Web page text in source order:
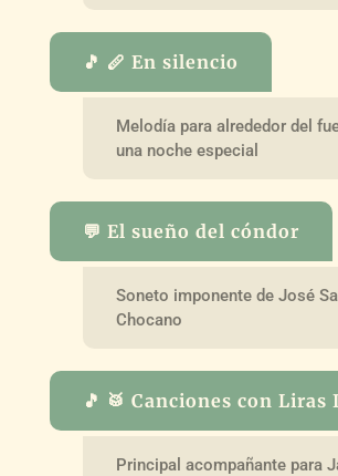
🎵 🪈 En silencio
Melodía para alrededor del
una noche especial
💬 El sueño del cóndor
Soneto imponente de José
Chocano
🎵 🥁 Canciones con Liras I
Principal acompañante para